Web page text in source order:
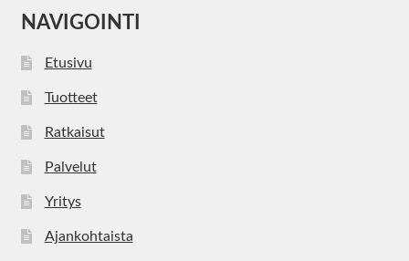
NAVIGOINTI
Etusivu
Tuotteet
Ratkaisut
Palvelut
Yritys
Ajankohtaista